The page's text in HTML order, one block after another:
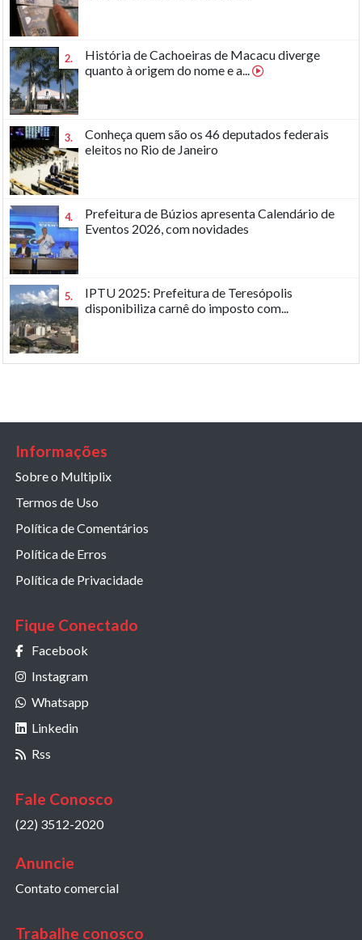
2.
História de Cachoeiras de Macacu diverge
quanto à origem do nome e a...
3.
Conheça quem são os 46 deputados federais
eleitos no Rio de Janeiro
4.
Prefeitura de Búzios apresenta Calendário de
Eventos 2026, com novidades
5.
IPTU 2025: Prefeitura de Teresópolis
disponibiliza carnê do imposto com...
Informações
Sobre o Multiplix
Termos de Uso
Política de Comentários
Política de Erros
Política de Privacidade
Fique Conectado
Facebook
Instagram
Whatsapp
Linkedin
Rss
Fale Conosco
(22) 3512-2020
Anuncie
Contato comercial
Trabalhe conosco